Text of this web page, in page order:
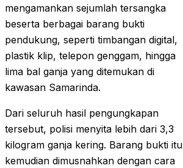
mengamankan sejumlah tersangka
beserta berbagai barang bukti
pendukung, seperti timbangan digital,
plastik klip, telepon genggam, hingga
lima bal ganja yang ditemukan di
kawasan Samarinda.
Dari seluruh hasil pengungkapan
tersebut, polisi menyita lebih dari 3,3
kilogram ganja kering. Barang bukti itu
kemudian dimusnahkan dengan cara